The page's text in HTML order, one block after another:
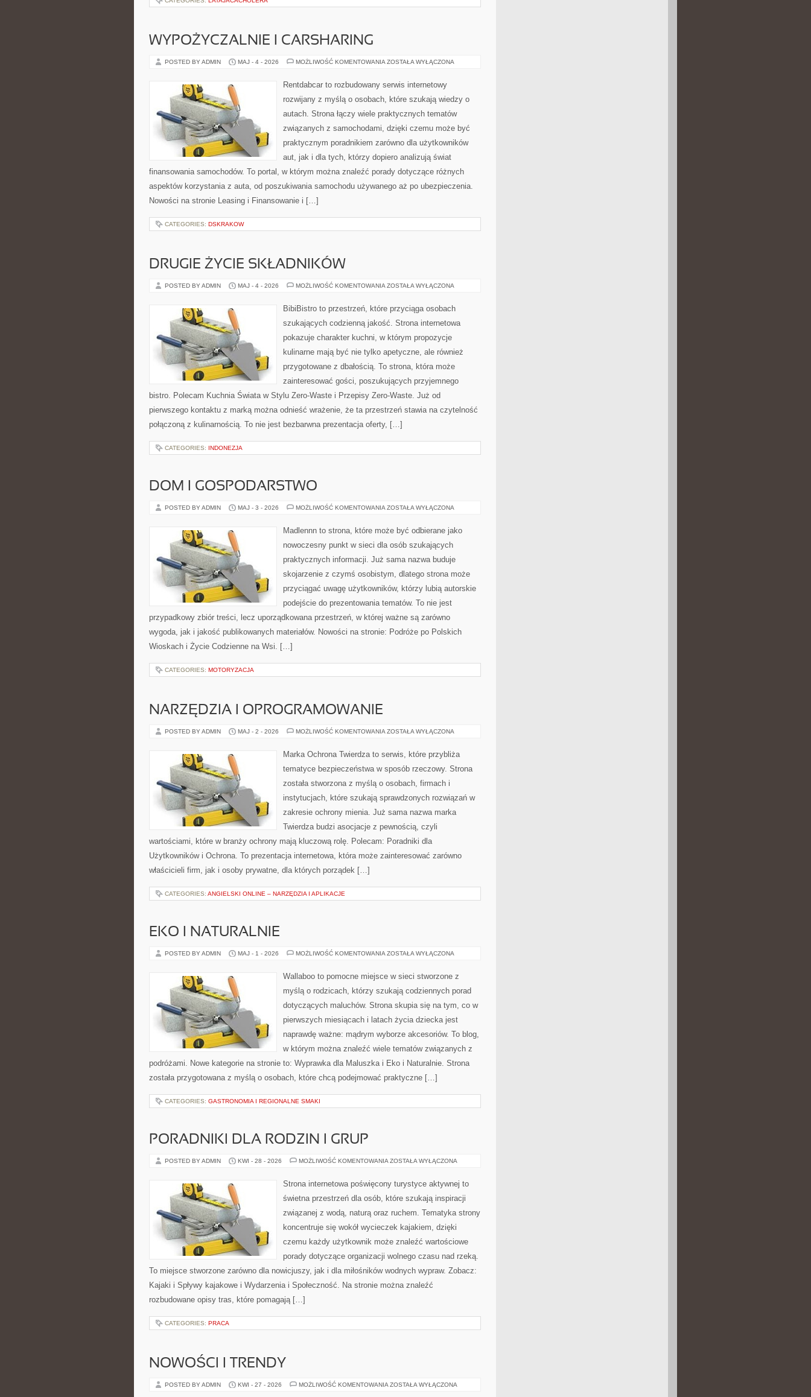
WYPOŻYCZALNIE I CARSHARING
POSTED BY ADMIN MAJ - 4 - 2026 MOŻLIWOŚĆ KOMENTOWANIA WYPOŻYCZALNIE
ZOSTAŁA WYŁĄCZONA
Rentdabcar to rozbudowany serwis internetowy
rozwijany z myślą o osobach, które szukają wiedzy o
autach. Strona łączy wiele praktycznych tematów
związanych z samochodami, dzięki czemu może być
praktycznym poradnikiem zarówno dla użytkowników
aut, jak i dla tych, którzy dopiero analizują świat
finansowania samochodów. To portal, w którym można znaleźć porady dotyczące różnych
aspektów korzystania z auta, od poszukiwania samochodu używanego aż po ubezpieczenia.
Nowości na stronie Leasing i Finansowanie i […]
CATEGORIES: DSKRAKOW
DRUGIE ŻYCIE SKŁADNIKÓW
POSTED BY ADMIN MAJ - 4 - 2026 MOŻLIWOŚĆ KOMENTOWANIA DRUGIE
ZOSTAŁA WYŁĄCZONA
BibiBistro to przestrzeń, które przyciąga osobach
szukających codzienną jakość. Strona internetowa
pokazuje charakter kuchni, w którym propozycje
kulinarne mają być nie tylko apetyczne, ale również
przygotowane z dbałością. To strona, która może
zainteresować gości, poszukujących przyjemnego
bistro. Polecam Kuchnia Świata w Stylu Zero-Waste i Przepisy Zero-Waste. Już od
pierwszego kontaktu z marką można odnieść wrażenie, że ta przestrzeń stawia na czytelność
połączoną z kulinarnością. To nie jest bezbarwna prezentacja oferty, […]
CATEGORIES: INDONEZJA
DOM I GOSPODARSTWO
POSTED BY ADMIN MAJ - 3 - 2026 MOŻLIWOŚĆ KOMENTOWANIA DOM
ZOSTAŁA WYŁĄCZONA
Madlennn to strona, które może być odbierane jako
nowoczesny punkt w sieci dla osób szukających
praktycznych informacji. Już sama nazwa buduje
skojarzenie z czymś osobistym, dlatego strona może
przyciągać uwagę użytkowników, którzy lubią autorskie
podejście do prezentowania tematów. To nie jest
przypadkowy zbiór treści, lecz uporządkowana przestrzeń, w której ważne są zarówno
wygoda, jak i jakość publikowanych materiałów. Nowości na stronie: Podróże po Polskich
Wioskach i Życie Codzienne na Wsi. […]
CATEGORIES: MOTORYZACJA
NARZĘDZIA I OPROGRAMOWANIE
POSTED BY ADMIN MAJ - 2 - 2026 MOŻLIWOŚĆ KOMENTOWANIA NARZĘDZIA
ZOSTAŁA WYŁĄCZONA
Marka Ochrona Twierdza to serwis, które przybliża
tematyce bezpieczeństwa w sposób rzeczowy. Strona
została stworzona z myślą o osobach, firmach i
instytucjach, które szukają sprawdzonych rozwiązań w
zakresie ochrony mienia. Już sama nazwa marka
Twierdza budzi asocjacje z pewnością, czyli
wartościami, które w branży ochrony mają kluczową rolę. Polecam: Poradniki dla
Użytkowników i Ochrona. To prezentacja internetowa, która może zainteresować zarówno
właścicieli firm, jak i osoby prywatne, dla których porządek […]
CATEGORIES: ANGIELSKI ONLINE – NARZĘDZIA I APLIKACJE
EKO I NATURALNIE
POSTED BY ADMIN MAJ - 1 - 2026 MOŻLIWOŚĆ KOMENTOWANIA EKO
ZOSTAŁA WYŁĄCZONA
Wallaboo to pomocne miejsce w sieci stworzone z
myślą o rodzicach, którzy szukają codziennych porad
dotyczących maluchów. Strona skupia się na tym, co w
pierwszych miesiącach i latach życia dziecka jest
naprawdę ważne: mądrym wyborze akcesoriów. To blog,
w którym można znaleźć wiele tematów związanych z
podróżami. Nowe kategorie na stronie to: Wyprawka dla Maluszka i Eko i Naturalnie. Strona
została przygotowana z myślą o osobach, które chcą podejmować praktyczne […]
CATEGORIES: GASTRONOMIA I REGIONALNE SMAKI
PORADNIKI DLA RODZIN I GRUP
POSTED BY ADMIN KWI - 28 - 2026 MOŻLIWOŚĆ KOMENTOWANIA PORADNIKI
GRUP
ZOSTAŁA WYŁĄCZONA
Strona internetowa poświęcony turystyce aktywnej to
świetna przestrzeń dla osób, które szukają inspiracji
związanej z wodą, naturą oraz ruchem. Tematyka strony
koncentruje się wokół wycieczek kajakiem, dzięki
czemu każdy użytkownik może znaleźć wartościowe
porady dotyczące organizacji wolnego czasu nad rzeką.
To miejsce stworzone zarówno dla nowicjuszy, jak i dla miłośników wodnych wypraw. Zobacz:
Kajaki i Spływy kajakowe i Wydarzenia i Społeczność. Na stronie można znaleźć
rozbudowane opisy tras, które pomagają […]
CATEGORIES: PRACA
NOWOŚCI I TRENDY
POSTED BY ADMIN KWI - 27 - 2026 MOŻLIWOŚĆ KOMENTOWANIA NOWOŚCI
ZOSTAŁA WYŁĄCZONA